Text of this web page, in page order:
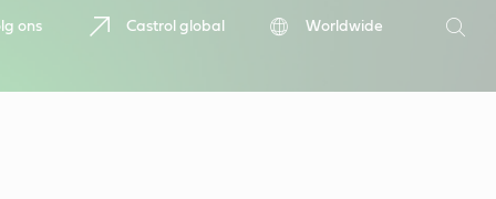
ons Castrol global
Worldwide
Zoeken